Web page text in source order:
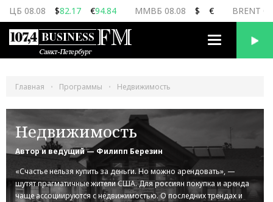
ЦБ 08.08 $82.17 €94.84 ММВБ 08.08 $ € BRENT
Переключить
Главная Программы Недвижимость
Недвижимость
Автор и ведущий — Филипп Березин
«Счастье нельзя купить за деньги. Но можно арендовать», —
шутят прагматичные жители США. Для россиян покупка и аренда
чаще ассоциируются с недвижимостью. О последних трендах и